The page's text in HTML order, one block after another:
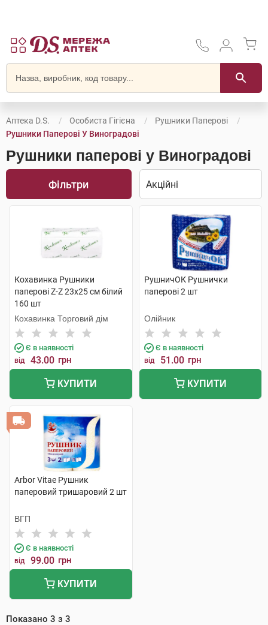
Аптека D.S. Особиста Гігієна
Рушники Паперові
Рушники Паперові У Виноградові
Рушники паперові у Виноградові
Фільтри
Кохавинка Рушники
паперові Z-Z 23х25 см білий
160 шт
Кохавинка Торговий дім
Є в наявності
від 43.00 грн
КУПИТИ
РушничОК Рушнички
паперові 2 шт
Олійник
Є в наявності
від 51.00 грн
КУПИТИ
Arbor Vitae Рушник
паперовий тришаровий 2 шт
ВГП
Є в наявності
від 99.00 грн
КУПИТИ
Показано 3 з 3